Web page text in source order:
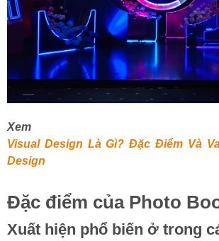
Xem
Visual Design Là Gì? Đặc Điểm Và
Design
Đặc điểm của Photo
Xuất hiện phổ biến ở trong